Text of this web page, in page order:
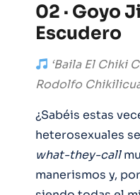
02 · Goyo
Escudero
‘Baila El Chiki
Rodolfo
¿Sabéis estas
heterosexuales
what-they-call
manerismos y,